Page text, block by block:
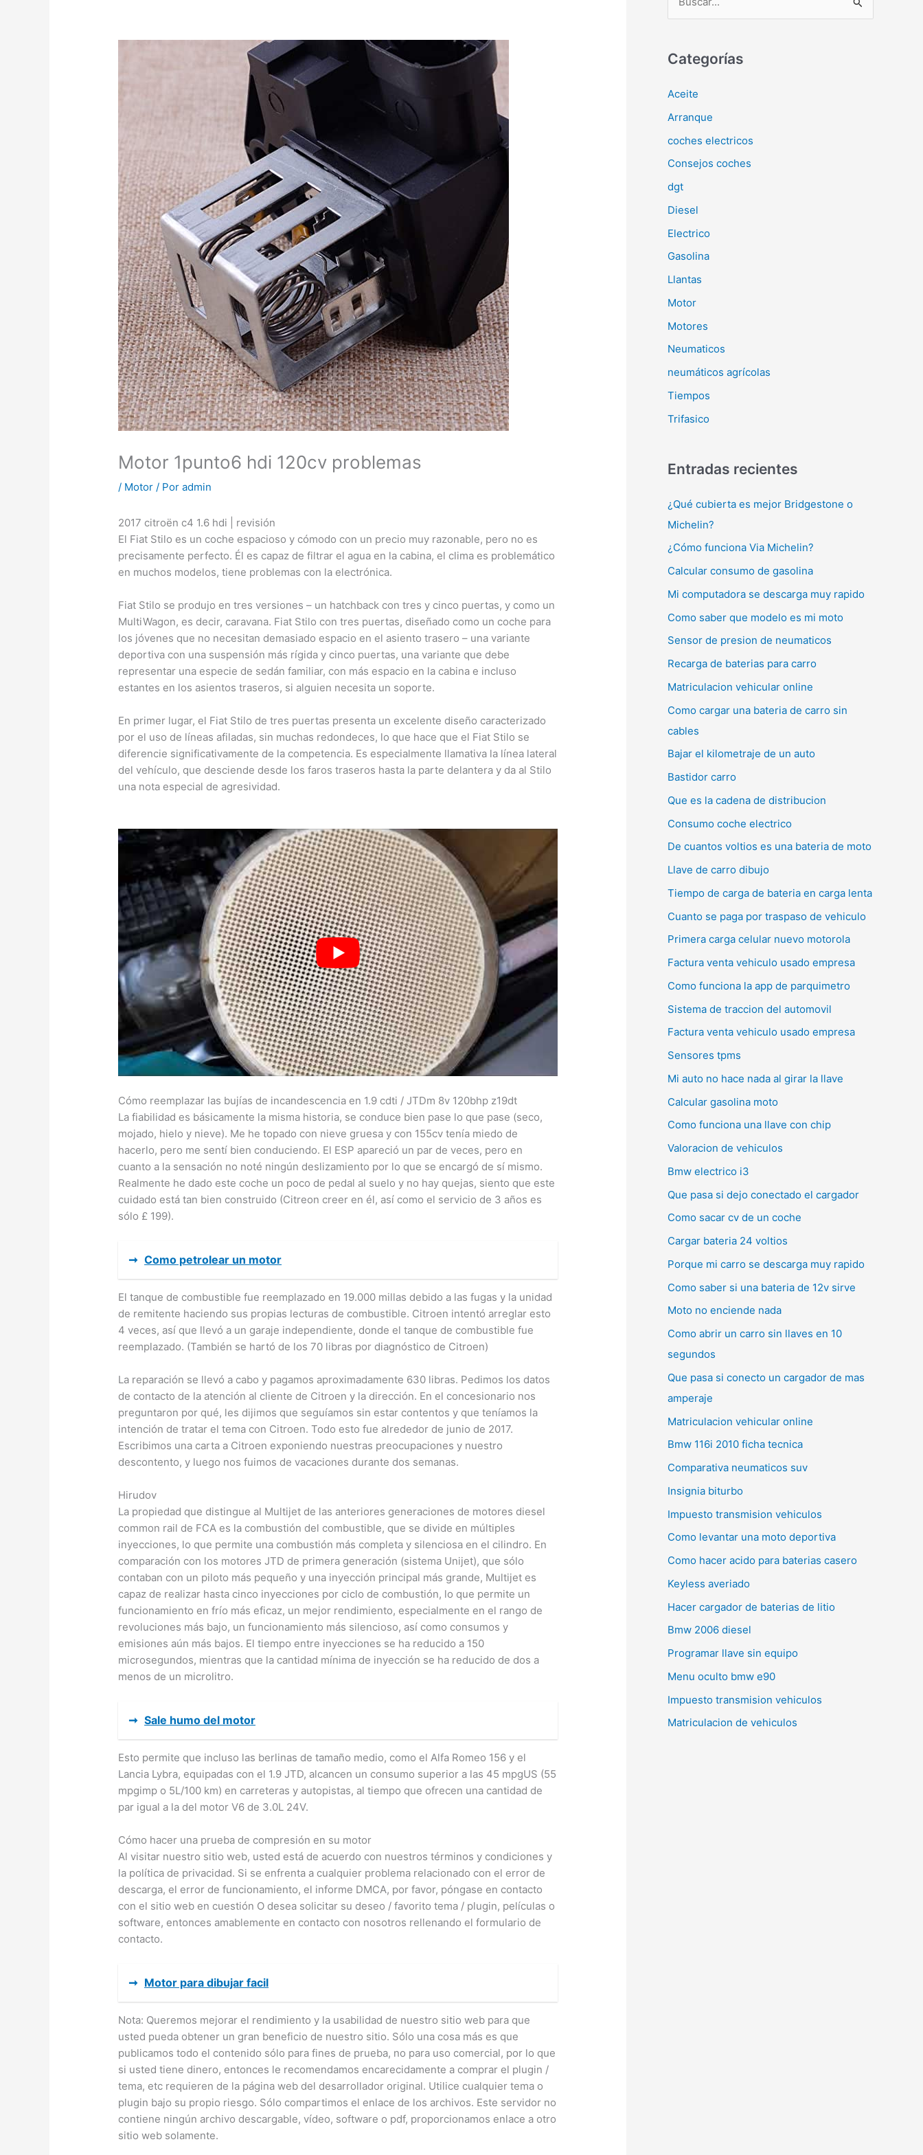
Motor 1punto6 hdi 120cv problemas
/ Motor / Poradmin
2017 citroën c4 1.6 hdi | revisión
El Fiat Stilo es un coche espacioso y cómodo con un precio muy razonable, pero no es
precisamente perfecto. Él es capaz de filtrar el agua en la cabina, el clima es problemático
en muchos modelos, tiene problemas con la electrónica.
Fiat Stilo se produjo en tres versiones – un hatchback con tres y cinco puertas, y como un
MultiWagon, es decir, caravana. Fiat Stilo con tres puertas, diseñado como un coche para
los jóvenes que no necesitan demasiado espacio en el asiento trasero – una variante
deportiva con una suspensión más rígida y cinco puertas, una variante que debe
representar una especie de sedán familiar, con más espacio en la cabina e incluso
estantes en los asientos traseros, si alguien necesita un soporte.
En primer lugar, el Fiat Stilo de tres puertas presenta un excelente diseño caracterizado
por el uso de líneas afiladas, sin muchas redondeces, lo que hace que el Fiat Stilo se
diferencie significativamente de la competencia. Es especialmente llamativa la línea lateral
del vehículo, que desciende desde los faros traseros hasta la parte delantera y da al Stilo
una nota especial de agresividad.
Cómo reemplazar las bujías de incandescencia en 1.9 cdti / JTDm 8v 120bhp z19dt
La fiabilidad es básicamente la misma historia, se conduce bien pase lo que pase (seco,
mojado, hielo y nieve). Me he topado con nieve gruesa y con 155cv tenía miedo de
hacerlo, pero me sentí bien conduciendo. El ESP apareció un par de veces, pero en
cuanto a la sensación no noté ningún deslizamiento por lo que se encargó de sí mismo.
Realmente he dado este coche un poco de pedal al suelo y no hay quejas, siento que este
cuidado está tan bien construido (Citreon creer en él, así como el servicio de 3 años es
sólo £ 199).
➞ Como petrolear un motor
El tanque de combustible fue reemplazado en 19.000 millas debido a las fugas y la unidad
de remitente haciendo sus propias lecturas de combustible. Citroen intentó arreglar esto
4 veces, así que llevó a un garaje independiente, donde el tanque de combustible fue
reemplazado. (También se hartó de los 70 libras por diagnóstico de Citroen)
La reparación se llevó a cabo y pagamos aproximadamente 630 libras. Pedimos los datos
de contacto de la atención al cliente de Citroen y la dirección. En el concesionario nos
preguntaron por qué, les dijimos que seguíamos sin estar contentos y que teníamos la
intención de tratar el tema con Citroen. Todo esto fue alrededor de junio de 2017.
Escribimos una carta a Citroen exponiendo nuestras preocupaciones y nuestro
descontento, y luego nos fuimos de vacaciones durante dos semanas.
Hirudov
La propiedad que distingue al Multijet de las anteriores generaciones de motores diesel
common rail de FCA es la combustión del combustible, que se divide en múltiples
inyecciones, lo que permite una combustión más completa y silenciosa en el cilindro. En
comparación con los motores JTD de primera generación (sistema Unijet), que sólo
contaban con un piloto más pequeño y una inyección principal más grande, Multijet es
capaz de realizar hasta cinco inyecciones por ciclo de combustión, lo que permite un
funcionamiento en frío más eficaz, un mejor rendimiento, especialmente en el rango de
revoluciones más bajo, un funcionamiento más silencioso, así como consumos y
emisiones aún más bajos. El tiempo entre inyecciones se ha reducido a 150
microsegundos, mientras que la cantidad mínima de inyección se ha reducido de dos a
menos de un microlitro.
➞ Sale humo del motor
Esto permite que incluso las berlinas de tamaño medio, como el Alfa Romeo 156 y el
Lancia Lybra, equipadas con el 1.9 JTD, alcancen un consumo superior a las 45 mpgUS (55
mpgimp o 5L/100 km) en carreteras y autopistas, al tiempo que ofrecen una cantidad de
par igual a la del motor V6 de 3.0L 24V.
Cómo hacer una prueba de compresión en su motor
Al visitar nuestro sitio web, usted está de acuerdo con nuestros términos y condiciones y
la política de privacidad. Si se enfrenta a cualquier problema relacionado con el error de
descarga, el error de funcionamiento, el informe DMCA, por favor, póngase en contacto
con el sitio web en cuestión O desea solicitar su deseo / favorito tema / plugin, películas o
software, entonces amablemente en contacto con nosotros rellenando el formulario de
contacto.
➞ Motor para dibujar facil
Nota: Queremos mejorar el rendimiento y la usabilidad de nuestro sitio web para que
usted pueda obtener un gran beneficio de nuestro sitio. Sólo una cosa más es que
publicamos todo el contenido sólo para fines de prueba, no para uso comercial, por lo que
si usted tiene dinero, entonces le recomendamos encarecidamente a comprar el plugin /
tema, etc requieren de la página web del desarrollador original. Utilice cualquier tema o
plugin bajo su propio riesgo. Sólo compartimos el enlace de los archivos. Este servidor no
contiene ningún archivo descargable, vídeo, software o pdf, proporcionamos enlace a otro
sitio web solamente.
c
r
p
o
r
Categorías
Aceite
Arranque
coches electricos
Consejos coches
dgt
Diesel
Electrico
Gasolina
Llantas
Motor
Motores
Neumaticos
neumáticos agrícolas
Tiempos
Trifasico
Entradas recientes
¿Qué cubierta es mejor Bridgestone o
Michelin?
¿Cómo funciona Via Michelin?
Calcular consumo de gasolina
Mi computadora se descarga muy rapido
Como saber que modelo es mi moto
Sensor de presion de neumaticos
Recarga de baterias para carro
Matriculacion vehicular online
Como cargar una bateria de carro sin
cables
Bajar el kilometraje de un auto
Bastidor carro
Que es la cadena de distribucion
Consumo coche electrico
De cuantos voltios es una bateria de moto
Llave de carro dibujo
Tiempo de carga de bateria en carga lenta
Cuanto se paga por traspaso de vehiculo
Primera carga celular nuevo motorola
Factura venta vehiculo usado empresa
Como funciona la app de parquimetro
Sistema de traccion del automovil
Factura venta vehiculo usado empresa
Sensores tpms
Mi auto no hace nada al girar la llave
Calcular gasolina moto
Como funciona una llave con chip
Valoracion de vehiculos
Bmw electrico i3
Que pasa si dejo conectado el cargador
Como sacar cv de un coche
Cargar bateria 24 voltios
Porque mi carro se descarga muy rapido
Como saber si una bateria de 12v sirve
Moto no enciende nada
Como abrir un carro sin llaves en 10
segundos
Que pasa si conecto un cargador de mas
amperaje
Matriculacion vehicular online
Bmw 116i 2010 ficha tecnica
Comparativa neumaticos suv
Insignia biturbo
Impuesto transmision vehiculos
Como levantar una moto deportiva
Como hacer acido para baterias casero
Keyless averiado
Hacer cargador de baterias de litio
Bmw 2006 diesel
Programar llave sin equipo
Menu oculto bmw e90
Impuesto transmision vehiculos
Matriculacion de vehiculos